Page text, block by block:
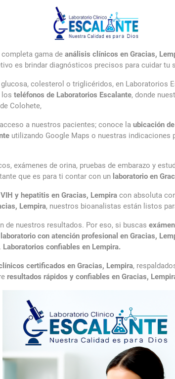
gama de análisis clínicos en Gracias,
es brindar diagnósticos precisos para cuidar tu
colesterol o triglicéridos, en Laboratorios
los teléfonos de Laboratorios Escalante, donde
Colohete,
a nuestros pacientes; conoce la ubicación
utilizando Google Maps o nuestras
exámenes de orina, pruebas de embarazo y
que es para ti contar con un laboratorio en
y hepatitis en Gracias, Lempira con absoluta
Lempira, nuestros bioanalistas están listos
de nuestros resultados. Por eso, si buscas
laboratorio con atención profesional en Gracias,
. Laboratorios confiables en Lempira.
certificados en Gracias, Lempira,
resultados rápidos y confiables en Gracias,